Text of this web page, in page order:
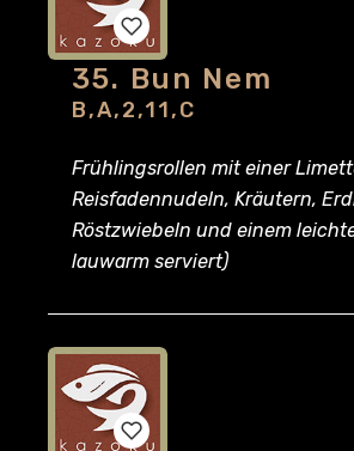
Add
wishlist
35. Bun Nem
B,A,2,11,C
Frühlingsrollen mit einer
Reisfadennudeln, Kräutern,
Röstzwiebeln und einem
lauwarm serviert)